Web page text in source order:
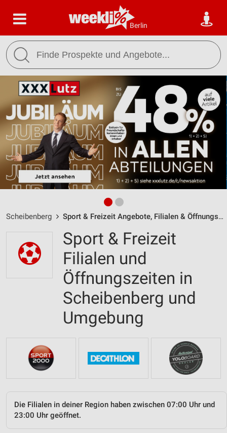
Berlin
Scheibenberg Sport & Freizeit Angebote, Filialen & Öffnungszeiten
Sport & Freizeit
Filialen und
Öffnungszeiten in
Scheibenberg und
Umgebung
Die Filialen in deiner Region haben zwischen 07:00 Uhr und
23:00 Uhr geöffnet.